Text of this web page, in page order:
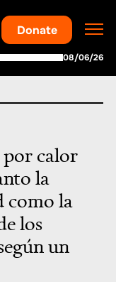
08/06/26
Donate
por calor
la
como la
los
un